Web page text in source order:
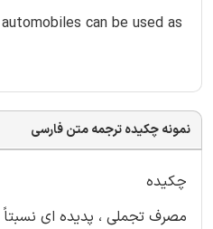
can be used as
نمونه چکیده ترجمه متن فارسی
چکیده
مصرف تجملی ، پدیده ای